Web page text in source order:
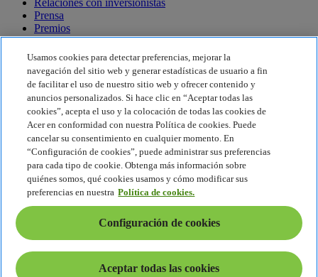
Prensa
Premios
Eventos
Sostenibilidad
Sostenibilidad
Responsabilidad social corporativa
Huella de carbono del producto
Proyecto Humanity
Earthion
Política de privacidad
Política de cookies
Aviso legal
Información legal adicional
Política de accesibilidad
Configuración de cookies
América Latina - Español
Usamos cookies para detectar preferencias, mejorar la
navegación del sitio web y generar estadísticas de usuario a fin
de facilitar el uso de nuestro sitio web y ofrecer contenido y
anuncios personalizados. Si hace clic en “Aceptar todas las
cookies”, acepta el uso y la colocación de todas las cookies de
Acer en conformidad con nuestra Política de cookies. Puede
cancelar su consentimiento en cualquier momento. En
“Configuración de cookies”, puede administrar sus preferencias
para cada tipo de cookie. Obtenga más información sobre
quiénes somos, qué cookies usamos y cómo modificar sus
preferencias en nuestra Política de cookies.
Configuración de cookies
Aceptar todas las cookies